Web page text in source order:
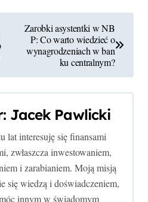
Zarobki asystentki w NB
P: Co warto wiedzieć o
wynagrodzeniach w ban
ku centralnym?
Jacek Pawlicki
lat interesuję się finansami
zwłaszcza inwestowaniem,
i zarabianiem. Moją misją
się wiedzą i doświadczeniem,
innym w świadomym